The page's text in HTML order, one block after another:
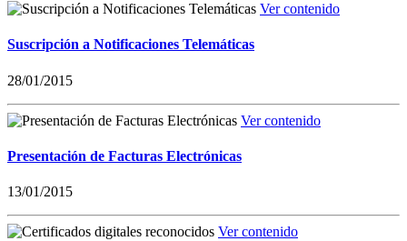
Ver contenido
Suscripción a Notificaciones Telemáticas
28/01/2015
Ver contenido
Presentación de Facturas Electrónicas
13/01/2015
Ver contenido